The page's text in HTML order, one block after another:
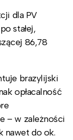
dla PV
stałej,
86,78
brazylijski
opłacalność
– w zależności
nawet do ok.